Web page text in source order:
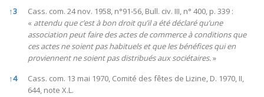
↑3
Cass. com. 24 nov. 1958, n°91-56, Bull. civ. III, n° 400, p. 339 :
« attendu que c’est à bon droit qu’il a été déclaré qu’une
association peut faire des actes de commerce à conditions que
ces actes ne soient pas habituels et que les bénéfices qui en
proviennent ne soient pas distribués aux sociétaires.»
↑4
Cass. com. 13 mai 1970, Comité des fêtes de Lizine, D. 1970, II,
644, note X.L.